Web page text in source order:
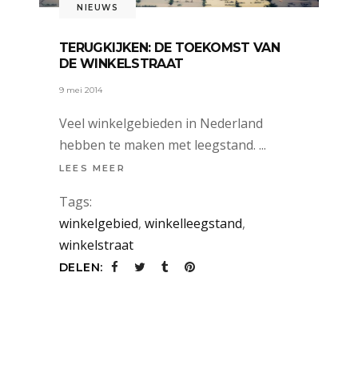
NIEUWS
TERUGKIJKEN: DE TOEKOMST VAN
DE WINKELSTRAAT
9 mei 2014
Veel winkelgebieden in Nederland
hebben te maken met leegstand.
LEES MEER
Tags:
winkelgebied, winkelleegstand,
winkelstraat
DELEN: